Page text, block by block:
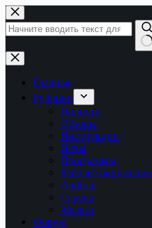
Перейти
к
сути
Ничего
не
найденоГлавная
Рубрики
Новости
Обзоры
Инструкции
Игры
Программы
Рабочее окружение
Android
Сервер
Железо
Форум